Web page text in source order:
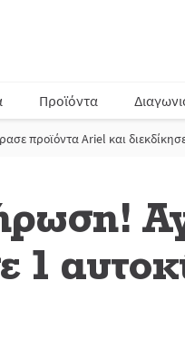
Προϊόντα
προϊόντα Ariel και
1